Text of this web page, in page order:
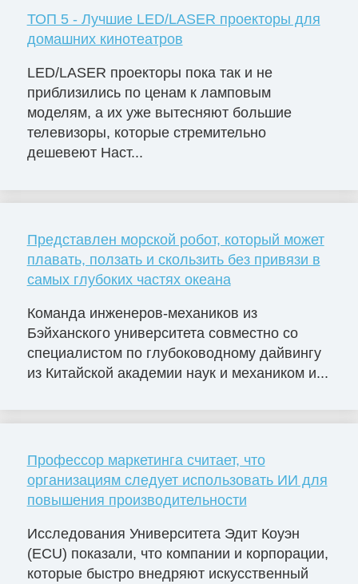
ТОП 5 - Лучшие LED/LASER проекторы для
домашних кинотеатров
LED/LASER проекторы пока так и не
приблизились по ценам к ламповым
моделям, а их уже вытесняют большие
телевизоры, которые стремительно
дешевеют Наст...
Представлен морской робот, который может
плавать, ползать и скользить без привязи в
самых глубоких частях океана
Команда инженеров-механиков из
Бэйханского университета совместно со
специалистом по глубоководному дайвингу
из Китайской академии наук и механиком и...
Профессор маркетинга считает, что
организациям следует использовать ИИ для
повышения производительности
Исследования Университета Эдит Коуэн
(ECU) показали, что компании и корпорации,
которые быстро внедряют искусственный